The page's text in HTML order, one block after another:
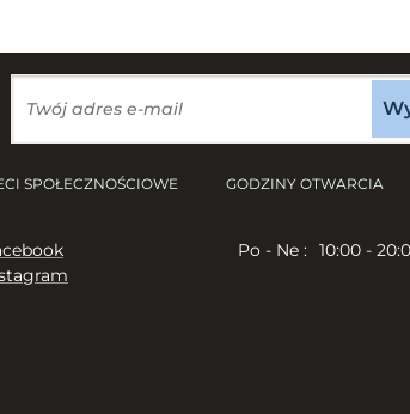
SPOŁECZNOŚCIOWE GODZINY OTWARCIA
Po - Ne : 10:00 -